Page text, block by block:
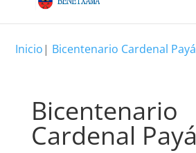
Inicio| Bicentenario Cardenal Payá
Bicentenario
Cardenal Payá